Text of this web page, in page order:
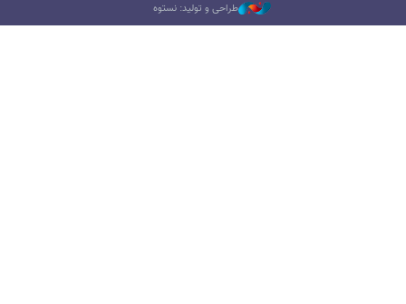
طراحی و تولید: نستوه